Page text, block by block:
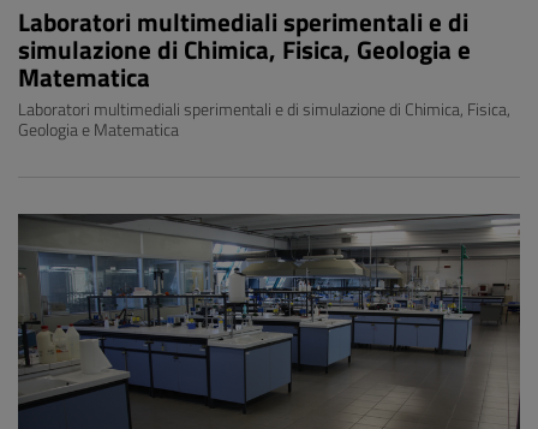
Laboratori multimediali sperimentali e di
simulazione di Chimica, Fisica, Geologia e
Matematica
Laboratori multimediali sperimentali e di simulazione di Chimica, Fisica,
Geologia e Matematica